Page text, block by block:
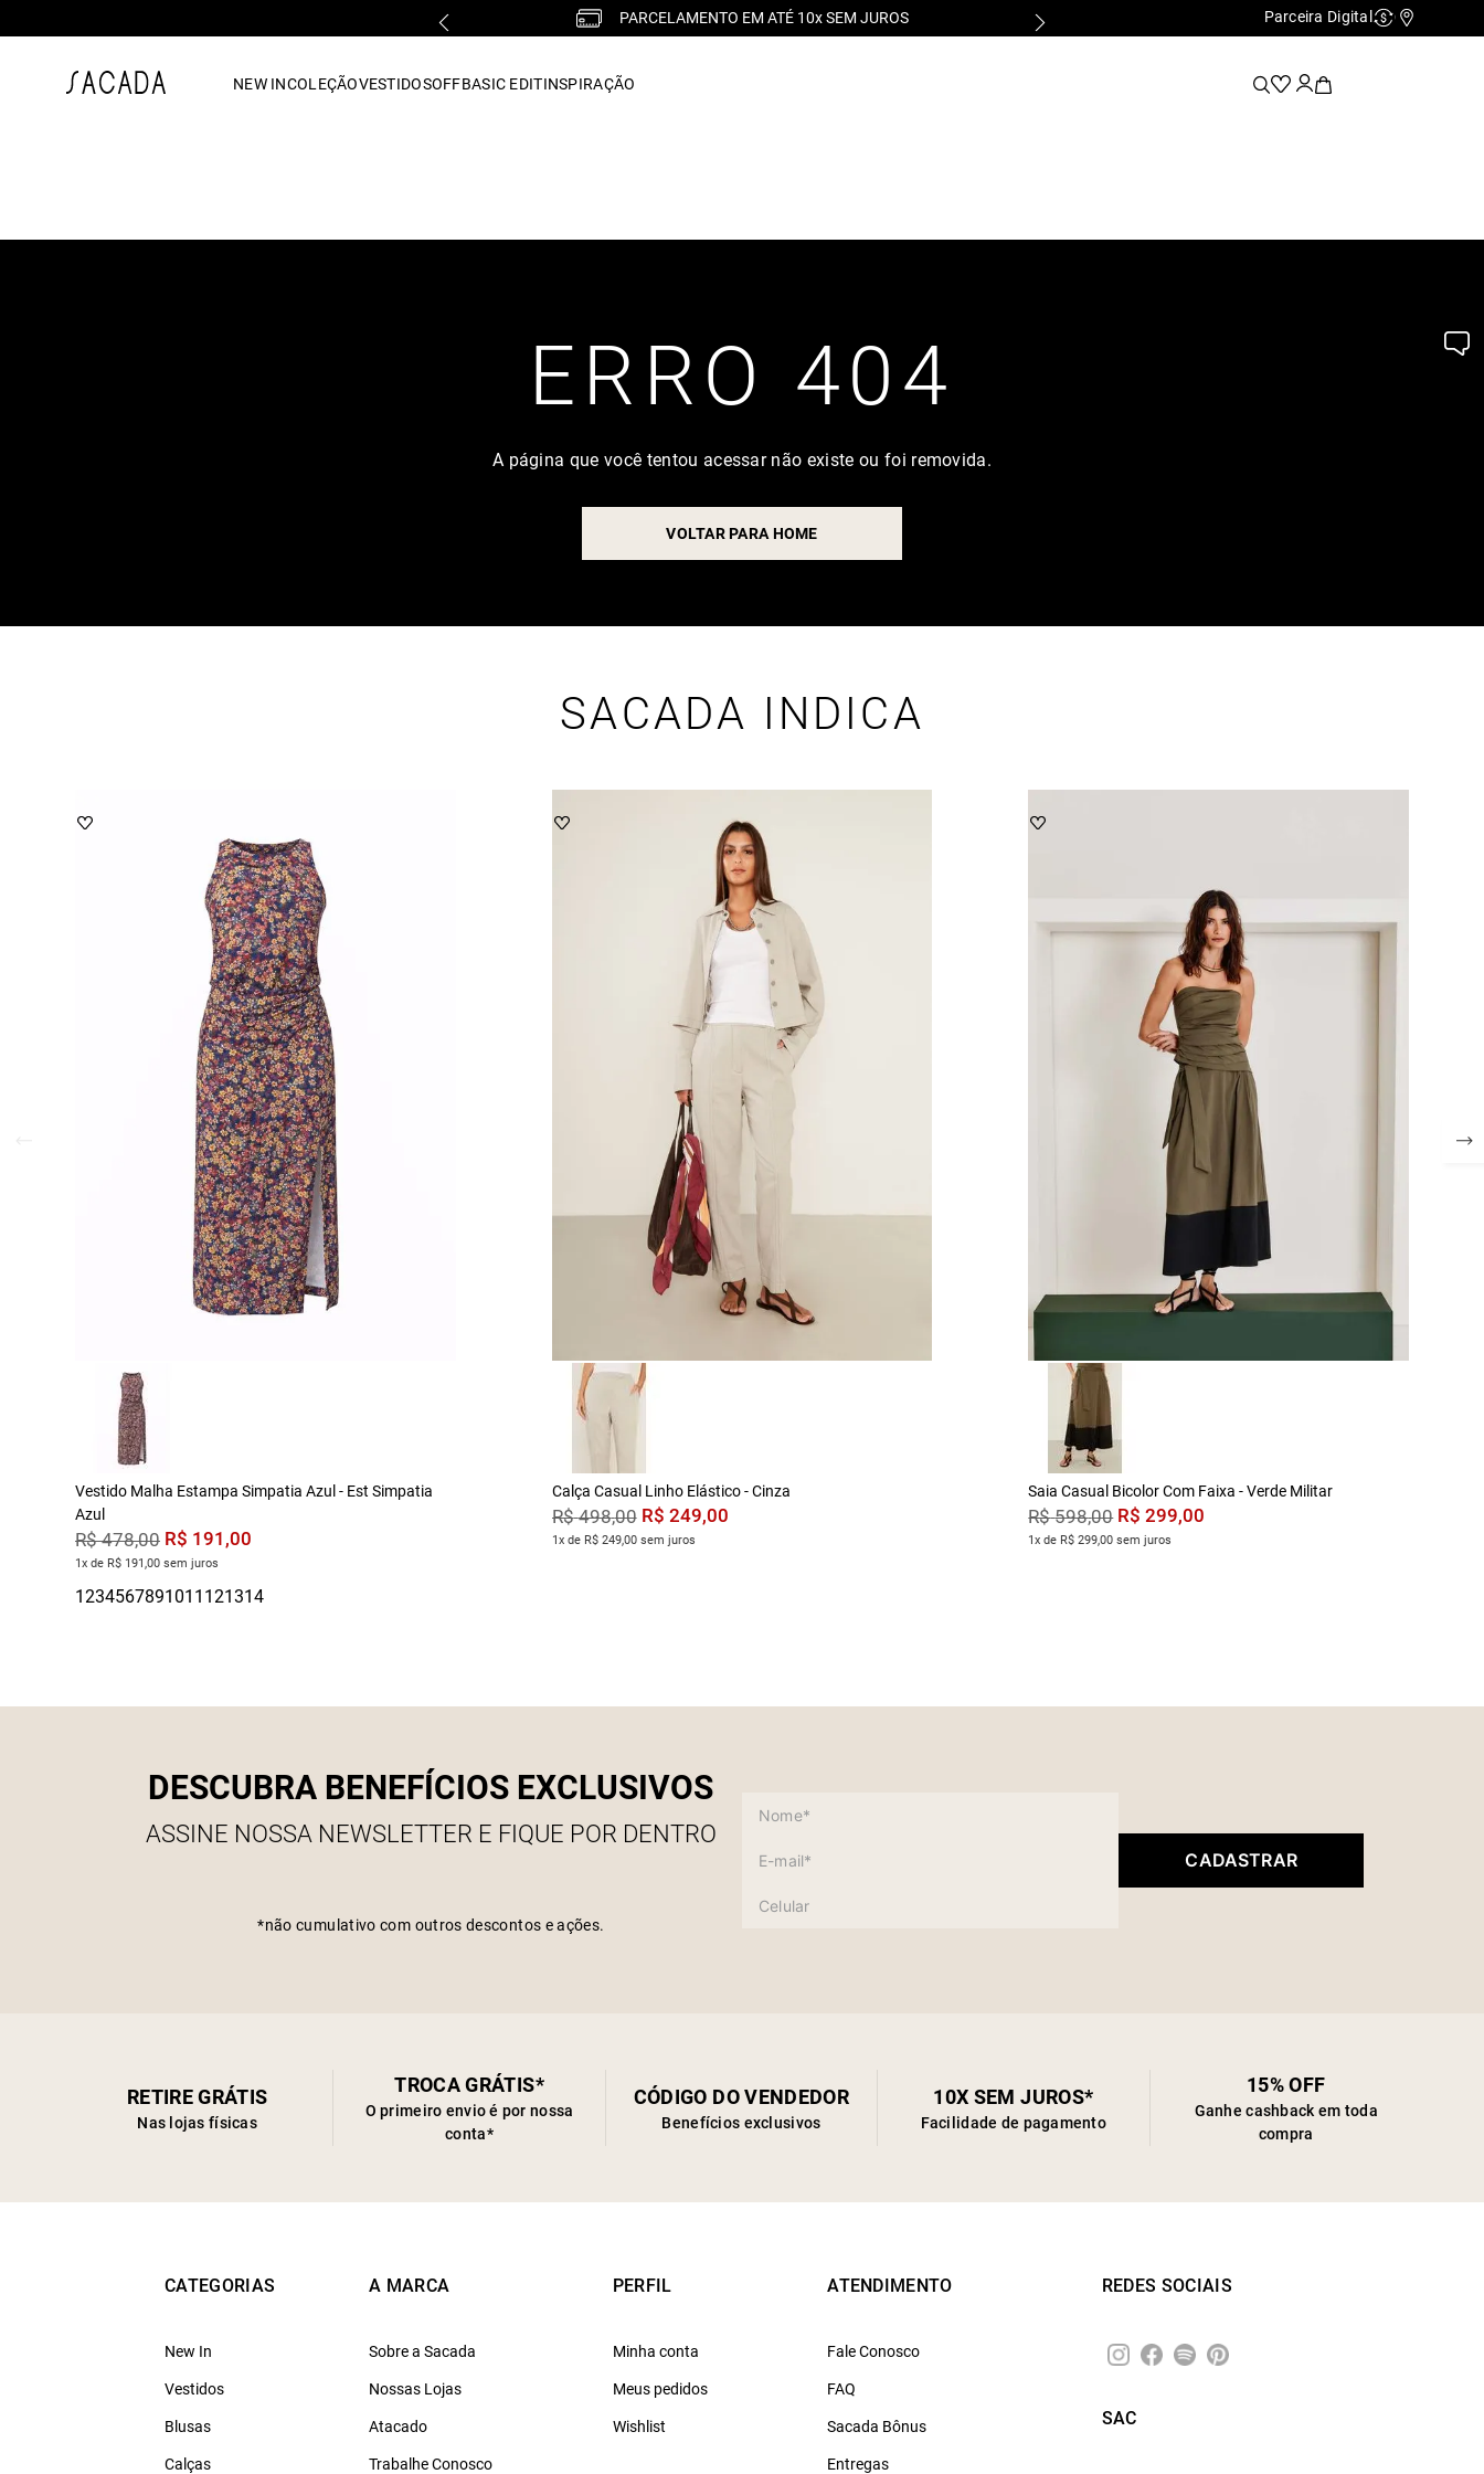
PARCELAMENTO EM ATÉ 10x SEM JUROS FALE COM UMA LOJA FÍSICA
Parceira Digital Cashback
NEW INCOLEÇÃOVESTIDOSOFFBASIC EDITINSPIRAÇÃO
ERRO 404
A página que você tentou acessar não existe ou foi removida.
VOLTAR PARA HOME
SACADA INDICA
Vestido Malha Estampa Simpatia Azul - Est Simpatia
Azul
R$ 478,00 R$ 191 ,00
1x de R$ 191,00 sem juros
Calça Casual Linho Elástico - Cinza
R$ 498,00 R$ 249,00
1x de R$ 249,00 sem juros
Saia Casual Bicolor Com Faixa - Verde Militar
R$ 598,00 R$ 299,00
1x de R$ 299,00 sem juros
DESCUBRA BENEFÍCIOS EXCLUSIVOS
ASSINE NOSSA NEWSLETTER E FIQUE POR DENTRO
*não cumulativo com outros descontos e ações.
CADASTRAR
RETIRE GRÁTIS
Nas lojas físicas
TROCA GRÁTIS*
O primeiro envio é por nossa
conta*
CÓDIGO DO VENDEDOR
Benefícios exclusivos
10X SEM JUROS*
Facilidade de pagamento
15% OFF
Ganhe cashback em toda
compra
CATEGORIAS
New In
Vestidos
Blusas
Calças
A MARCA
Sobre a Sacada
Nossas Lojas
Atacado
Trabalhe Conosco
PERFIL
Minha conta
Meus pedidos
Wishlist
ATENDIMENTO
Fale Conosco
FAQ
Sacada Bônus
Entregas
REDES SOCIAIS
SAC
vestido midi
7º macacão